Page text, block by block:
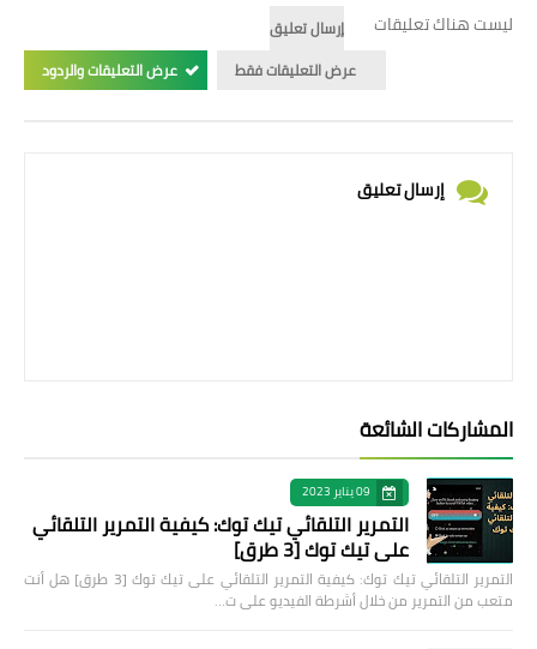
ليست هناك تعليقات
إرسال تعليق
عرض التعليقات فقط
عرض التعليقات والردود
إرسال تعليق
المشاركات الشائعة
09 يناير 2023
التمرير التلقائي تيك توك: كيفية التمرير التلقائي
على تيك توك [3 طرق]
التمرير التلقائي تيك توك: كيفية التمرير التلقائي على تيك توك [3 طرق] هل أنت
متعب من التمرير من خلال أشرطة الفيديو على ت…